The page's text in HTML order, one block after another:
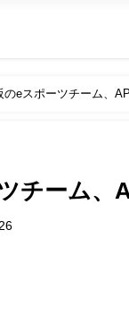
のeスポーツチーム、
チーム、